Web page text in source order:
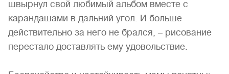
швырнул свой любимый альбом вместе с
карандашами в дальний угол. И больше
действительно за него не брался, – рисование
перестало доставлять ему удовольствие.